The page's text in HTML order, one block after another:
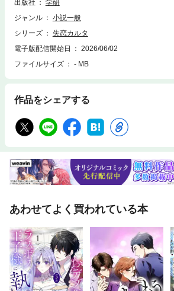
出版社
学研
ジャンル
小説一般
シリーズ
失恋カルタ
電子版配信開始日
2026/06/02
ファイルサイズ
- MB
作品をシェアする
あわせてよく買われている本